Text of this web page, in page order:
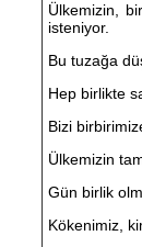
Ülkemizin,
isteniyor.
Bu tuzağa
Hep birlikte
Bizi
Ülkemizin
Gün birlik
Kökenimiz,